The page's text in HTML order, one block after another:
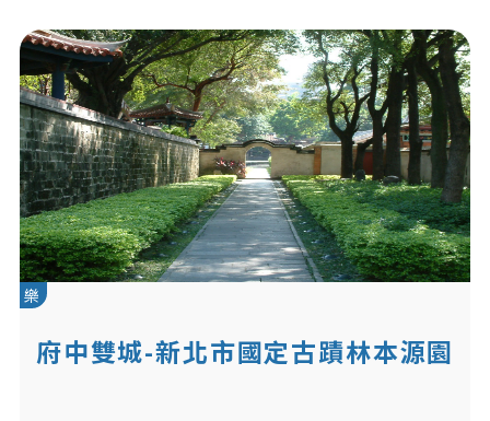
樂
府中雙城-新北市國定古蹟林本源園